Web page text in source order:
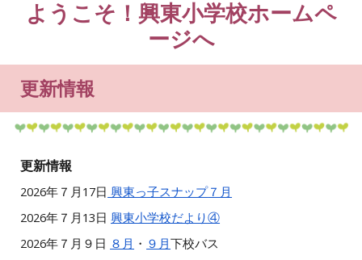
ようこそ！興東小学校ホームペ
ージへ
更新情報
更新情報
2026年 ７ 月 17日 興東っ子スナップ７月
2026年 ７ 月 13日 興東小学校だより④
2026年 ７ 月 ９ 日 ８月 ・ ９月下校バス